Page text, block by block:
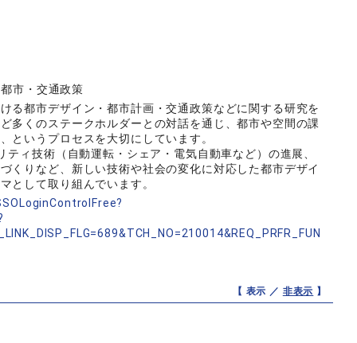
市・交通政策
る都市デザイン・都市計画・交通政策などに関する研究を
多くのステークホルダーとの対話を通じ、都市や空間の課
というプロセスを大切にしています。
ィ技術（自動運転・シェア・電気自動車など）の進展、
くりなど、新しい技術や社会の変化に対応した都市デザイ
として取り組んでいます。
【 表示 ／ 非表示 】